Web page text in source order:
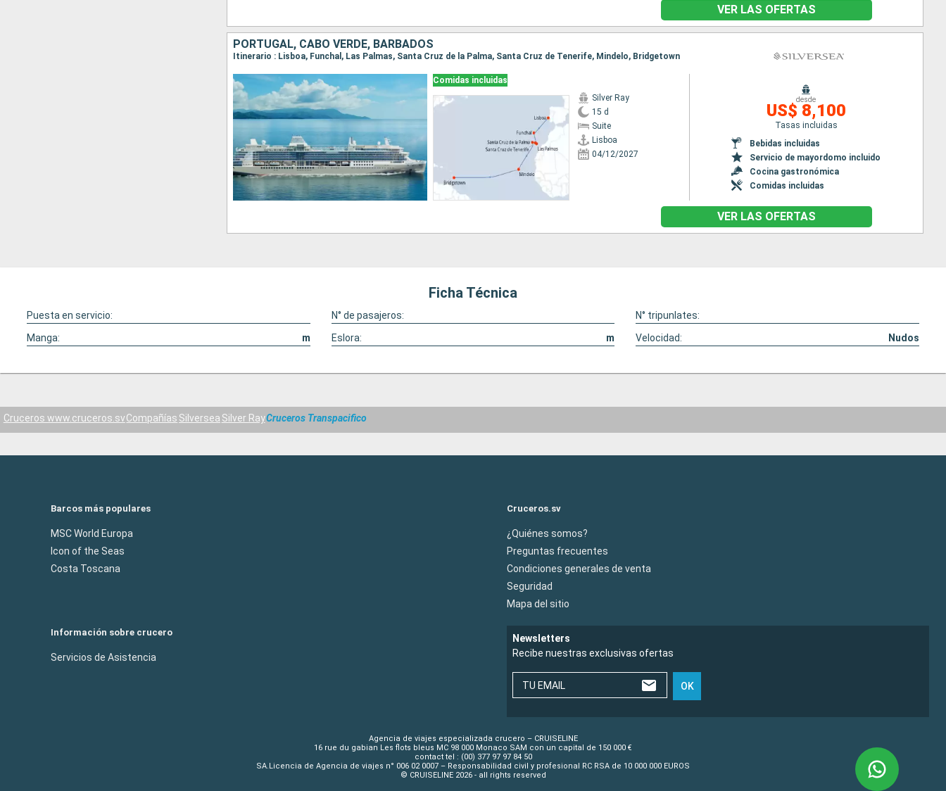
VER LAS OFERTAS
PORTUGAL, CABO VERDE, BARBADOS
Itinerario : Lisboa, Funchal, Las Palmas, Santa Cruz de la Palma, Santa Cruz de Tenerife, Mindelo, Bridgetown
Comidas incluidas
Silver Ray
15 d
Suite
Lisboa
04/12/2027
desde
US$ 8,100
Tasas incluidas
Bebidas incluidas
Servicio de mayordomo incluido
Cocina gastronómica
Comidas incluidas
VER LAS OFERTAS
Ficha Técnica
Puesta en servicio: N° de pasajeros:
N° tripunlates:
Manga:
m Eslora: m Velocidad: Nudos
Cruceros www.cruceros.svCompañías Silversea Silver RayCruceros Transpacifico
Barcos más populares
MSC World Europa
Icon of the Seas
Costa Toscana
Cruceros.sv
¿Quiénes somos?
Preguntas frecuentes
Condiciones generales de venta
Seguridad
Mapa del sitio
Información sobre crucero
Servicios de Asistencia
Newsletters
Recibe nuestras exclusivas ofertas
TU EMAIL OK
Agencia de viajes especializada crucero – CRUISELINE
16 rue du gabian Les flots bleus MC 98 000 Monaco SAM con un capital de 150 000 €
contact tel : (00) 377 97 97 84 50
SA.Licencia de Agencia de viajes n° 006 02 0007 – Responsabilidad civil y profesional RC RSA de 10 000 000 EUROS
© CRUISELINE 2026 - all rights reserved